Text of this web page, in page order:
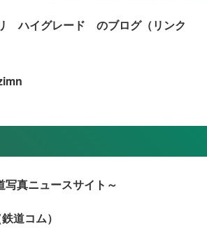
ハイグレード のブログ（リンク
真ニュースサイト～
道コム）